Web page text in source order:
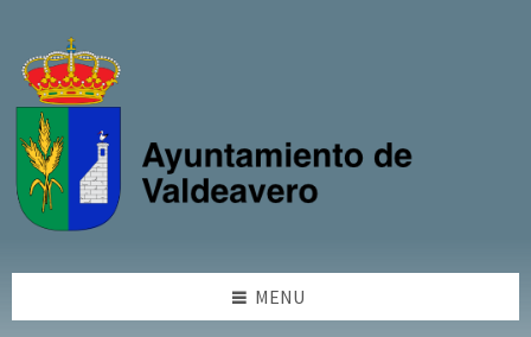
content
sidebar
right
sidebar
footer
MENU